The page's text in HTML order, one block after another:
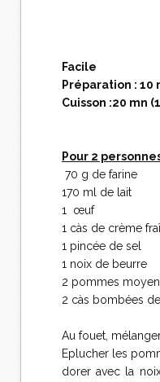
Facile
Préparation : 10
Cuisson :20 mn
Pour 2
70 g de farine
170 ml de lait
1 œuf
1 càs de crème
1 pincée de sel
1 noix de beurre
2 pommes
2 càs bombées
Au fouet,
Eplucher les
dorer avec la